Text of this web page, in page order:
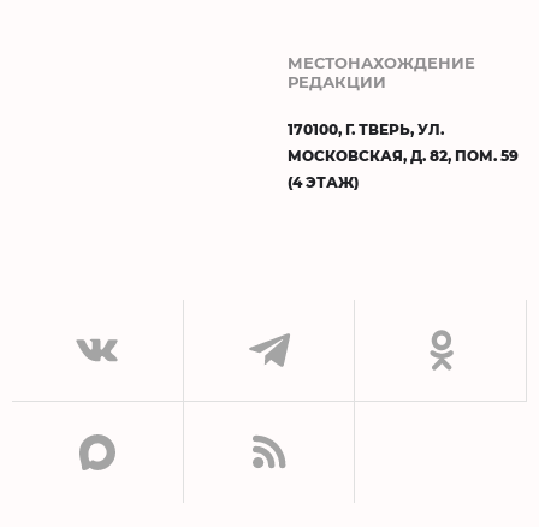
МЕСТОНАХОЖДЕНИЕ
РЕДАКЦИИ
170100, Г. ТВЕРЬ, УЛ.
МОСКОВСКАЯ, Д. 82, ПОМ. 59
(4 ЭТАЖ)